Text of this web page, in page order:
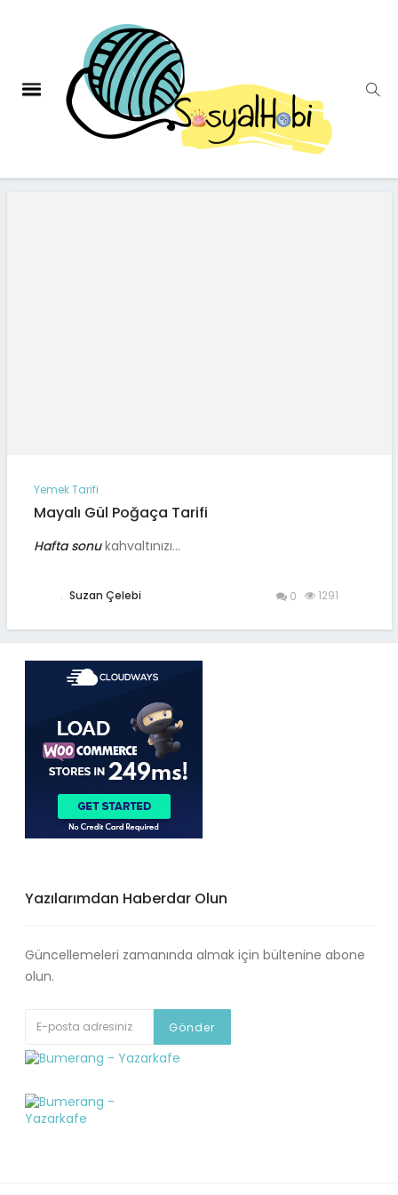
Yemek Tarifi
Mayalı Gül Poğaça Tarifi
Hafta sonukahvaltınızı…
. Suzan Çelebi 0 1291
Yazılarımdan Haberdar Olun
Güncellemeleri zamanında almak için bültenine abone
olun.